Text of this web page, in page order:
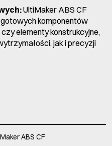
UltiMaker ABS CF
komponentów
elementy konstrukcyjne,
jak i precyzji
ABS CF